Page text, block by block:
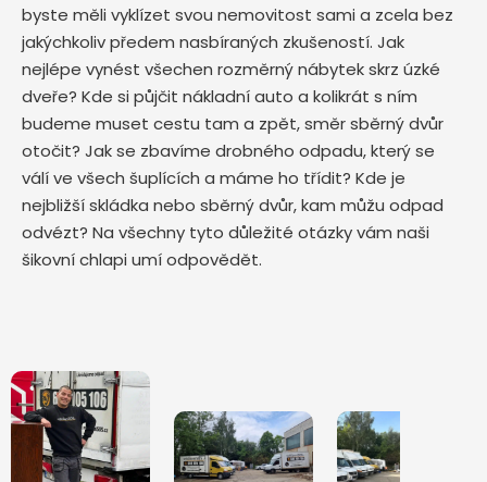
byste měli vyklízet svou nemovitost sami a zcela bez
jakýchkoliv předem nasbíraných zkušeností. Jak
nejlépe vynést všechen rozměrný nábytek skrz úzké
dveře? Kde si půjčit nákladní auto a kolikrát s ním
budeme muset cestu tam a zpět, směr sběrný dvůr
otočit? Jak se zbavíme drobného odpadu, který se
válí ve všech šuplících a máme ho třídit? Kde je
nejbližší skládka nebo sběrný dvůr, kam můžu odpad
odvézt? Na všechny tyto důležité otázky vám naši
šikovní chlapi umí odpovědět.